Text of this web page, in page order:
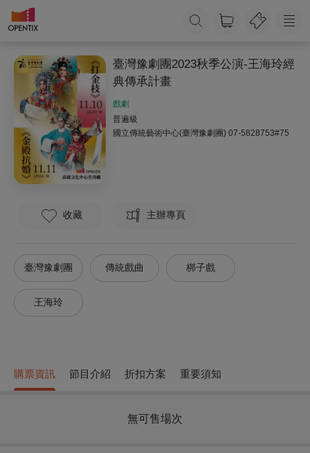
臺灣豫劇團2023秋季公演-王海玲經
典傳承計畫
戲劇
普遍級
國立傳統藝術中心(臺灣豫劇團) 07-5828753#75
收藏 主辦專頁
臺灣豫劇團 傳統戲曲 梆子戲
王海玲
購票資訊 節目介紹 折扣方案 重要須知
無可售場次